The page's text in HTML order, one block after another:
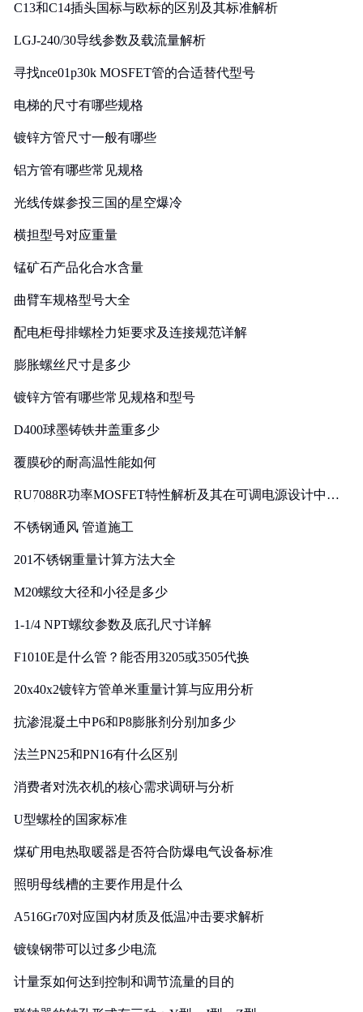
C13和C14插头国标与欧标的区别及其标准解析
LGJ-240/30导线参数及载流量解析
寻找nce01p30k MOSFET管的合适替代型号
电梯的尺寸有哪些规格
镀锌方管尺寸一般有哪些
铝方管有哪些常见规格
光线传媒参投三国的星空爆冷
横担型号对应重量
锰矿石产品化合水含量
曲臂车规格型号大全
配电柜母排螺栓力矩要求及连接规范详解
膨胀螺丝尺寸是多少
镀锌方管有哪些常见规格和型号
D400球墨铸铁井盖重多少
覆膜砂的耐高温性能如何
RU7088R功率MOSFET特性解析及其在可调电源设计中的
不锈钢通风 管道施工
201不锈钢重量计算方法大全
M20螺纹大径和小径是多少
1-1/4 NPT螺纹参数及底孔尺寸详解
F1010E是什么管？能否用3205或3505代换
20x40x2镀锌方管单米重量计算与应用分析
抗渗混凝土中P6和P8膨胀剂分别加多少
法兰PN25和PN16有什么区别
消费者对洗衣机的核心需求调研与分析
U型螺栓的国家标准
煤矿用电热取暖器是否符合防爆电气设备标准
照明母线槽的主要作用是什么
A516Gr70对应国内材质及低温冲击要求解析
镀镍钢带可以过多少电流
计量泵如何达到控制和调节流量的目的